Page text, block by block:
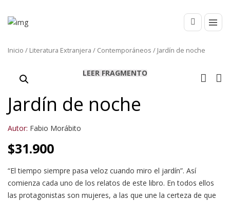
Inicio / Literatura Extranjera / Contemporáneos / Jardín de noche
LEER FRAGMENTO
Jardín de noche
Autor: Fabio Morábito
$31.900
“El tiempo siempre pasa veloz cuando miro el jardín”. Así
comienza cada uno de los relatos de este libro. En todos ellos
las protagonistas son mujeres, a las que une la certeza de que